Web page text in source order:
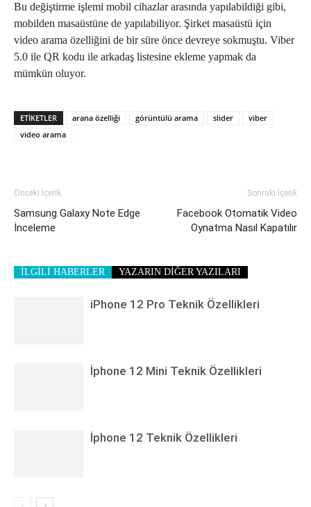
Bu değiştirme işlemi mobil cihazlar arasında yapılabildiği gibi,
mobilden masaüstüne de yapılabiliyor. Şirket masaüstü için
video arama özelliğini de bir süre önce devreye sokmuştu. Viber
5.0 ile QR kodu ile arkadaş listesine ekleme yapmak da
mümkün oluyor.
ETIKETLER arana özelliği görüntülü arama slider
viber
video arama
Önceki İçerik
Samsung Galaxy Note Edge
İnceleme
Sonraki İçerik
Facebook Otomatik Video
Oynatma Nasıl Kapatılır
İLGİLİ HABERLER YAZARIN DİĞER YAZILARI
iPhone 12 Pro Teknik Özellikleri
İphone 12 Mini Teknik Özellikleri
İphone 12 Teknik Özellikleri